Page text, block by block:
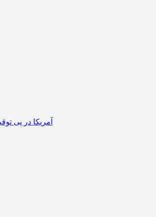
آمریکا در پی توقیف ۲۵ میلیون دلار رمزارز حاصل از